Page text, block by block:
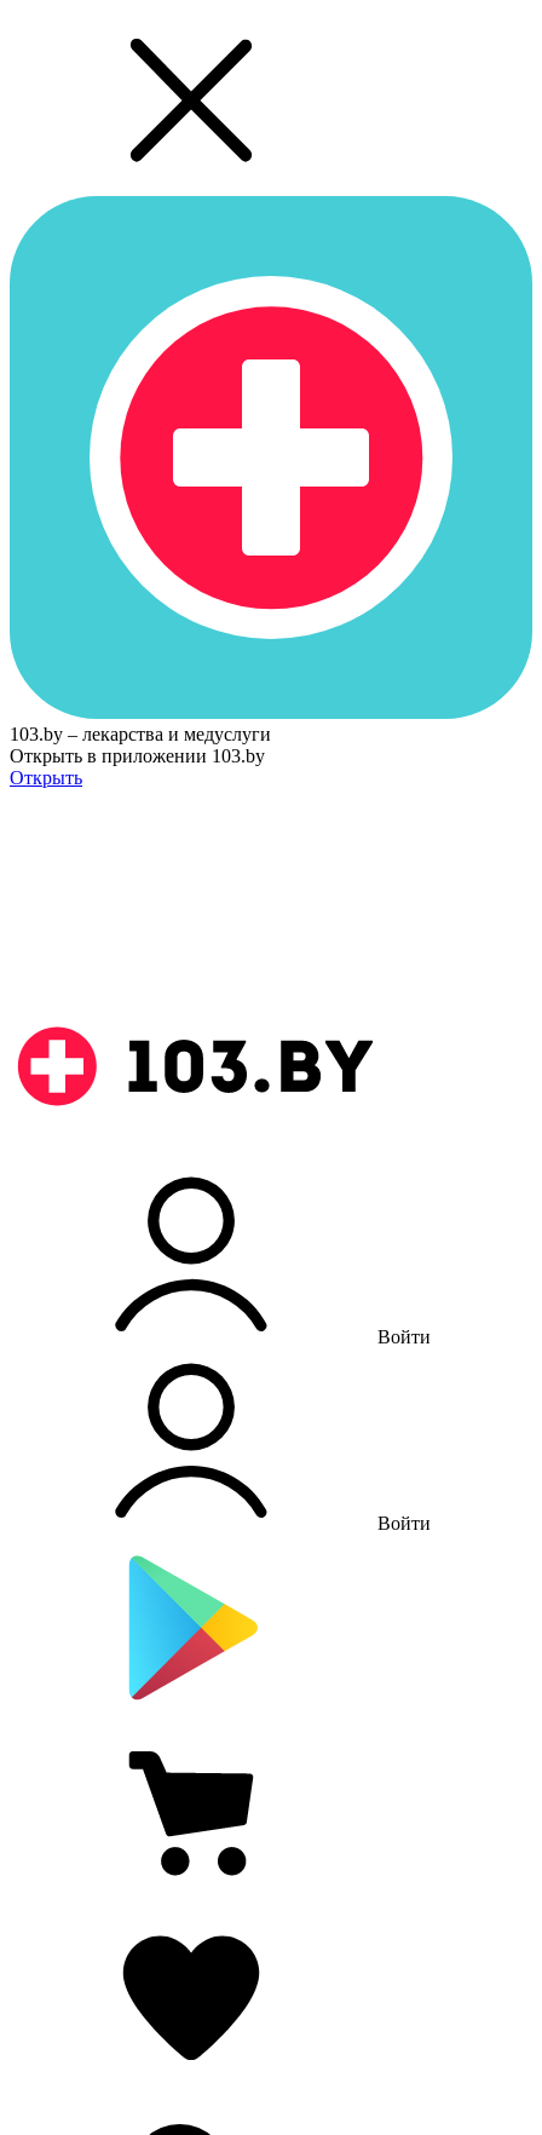
103.by – лекарства и медуслуги
Открыть в приложении 103.by
Открыть
Войти
Войти